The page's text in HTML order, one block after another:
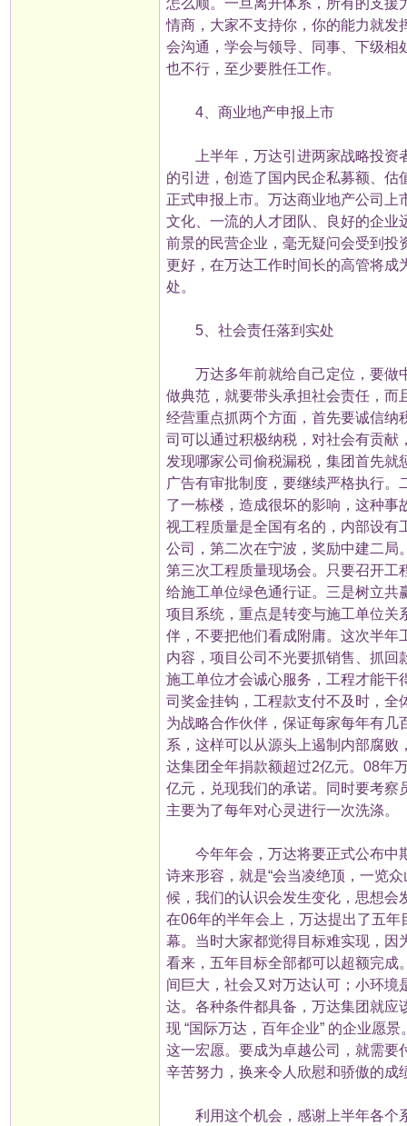
怎么顺。一旦离开体系，所有的支援
情商，大家不支持你，你的能力就发
会沟通，学会与领导、同事、下级相
也不行，至少要胜任工作。
4、商业地产申报上市
上半年，万达引进两家战略投资者
的引进，创造了国内民企私募额、
正式申报上市。万达商业地产公司
文化、一流的人才团队、良好的企业
前景的民营企业，毫无疑问会受到投
更好，在万达工作时间长的高管将成
处。
5、社会责任落到实处
万达多年前就给自己定位，要做中
做典范，就要带头承担社会责任，而
经营重点抓两个方面，首先要诚信纳
司可以通过积极纳税，对社会有贡献
发现哪家公司偷税漏税，集团首先
广告有审批制度，要继续严格执行
了一栋楼，造成很坏的影响，这种
视工程质量是全国有名的，内部设有
公司，第二次在宁波，奖励中建二局
第三次工程质量现场会。只要召开工
给施工单位绿色通行证。三是树立共
项目系统，重点是转变与施工单位关
伴，不要把他们看成附庸。这次半年
内容，项目公司不光要抓销售、抓
施工单位才会诚心服务，工程才能干
司奖金挂钩，工程款支付不及时，全
为战略合作伙伴，保证每家每年有
系，这样可以从源头上遏制内部腐
达集团全年捐款额超过2亿元。08年
亿元，兑现我们的承诺。同时要考察
主要为了每年对心灵进行一次洗涤。
今年年会，万达将要正式公布中期
诗来形容，就是“会当凌绝顶，一览
候，我们的认识会发生变化，思想会
在06年的半年会上，万达提出了五
幕。当时大家都觉得目标难实现，因
看来，五年目标全部都可以超额完成
间巨大，社会又对万达认可；小环
达。各种条件都具备，万达集团就应
现 “国际万达，百年企业” 的企业愿
这一宏愿。要成为卓越公司，就需要
辛苦努力，换来令人欣慰和骄傲的成
利用这个机会，感谢上半年各个系